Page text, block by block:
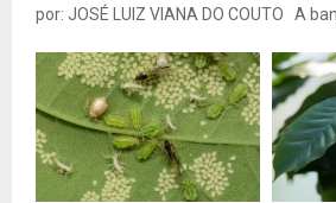
por: JOSÉ LUIZ VIANA DO COUTO A